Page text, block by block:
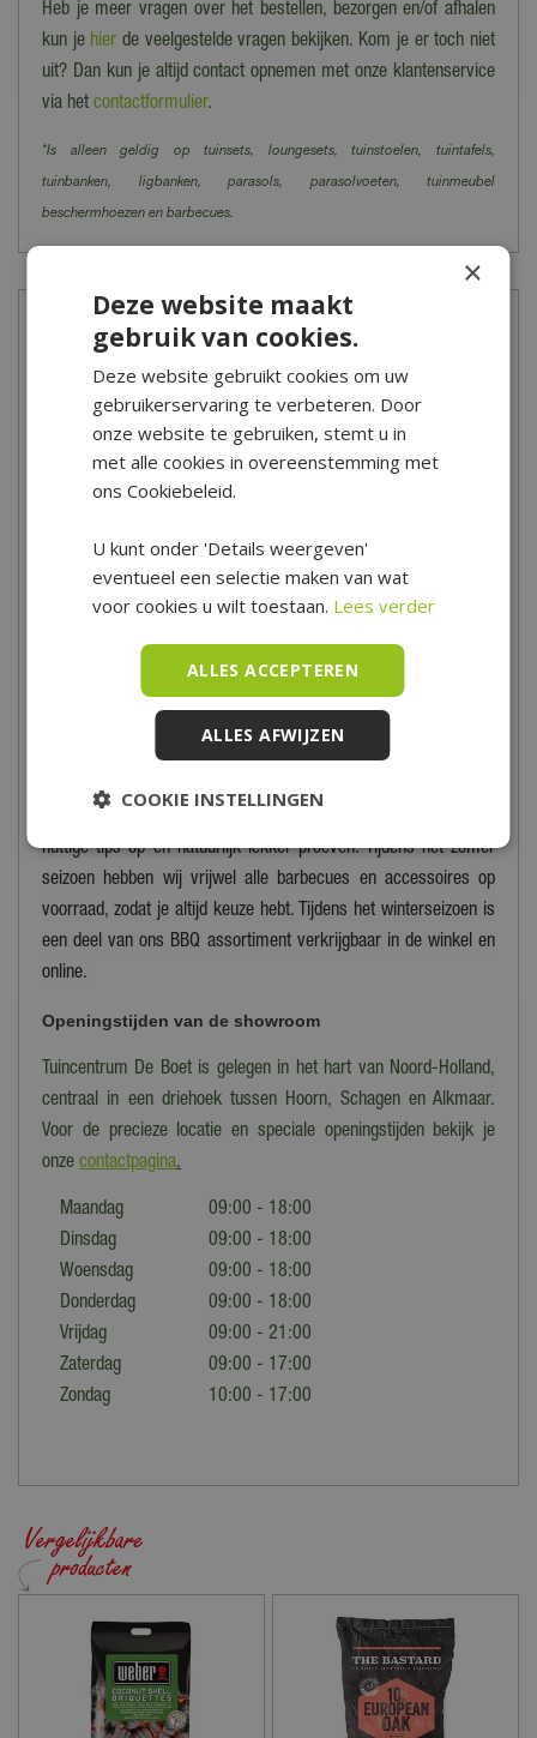
Heb je meer vragen over het bestellen, bezorgen en/of afhalen
kun je hier de veelgestelde vragen bekijken. Kom je er toch niet
uit? Dan kun je altijd contact opnemen met onze klantenservice
via het contactformulier.
*Is alleen geldig op tuinsets, loungesets, tuinstoelen, tuintafels,
tuinbanken, ligbanken, parasols, parasolvoeten, tuinmeubel
beschermhoezen en barbecues.
Showroom
In onze winkel in Hoogwoud vind je een prachtige afdeling met
Big Green Egg. Zoek je een receptenboek of een mooie BBQ
accessoire? Dan zal je bij De Boet ook zeker slagen. Kom snel
eens langs in onze winkel om het assortiment te bekijken en laat
Wist je dat je bij De Boet een aantal keer per jaar terecht kunt
nuttige tips op en natuurlijk lekker proeven. Tijdens het zomer
seizoen hebben wij vrijwel alle barbecues en accessoires op
voorraad, zodat je altijd keuze hebt. Tijdens het winterseizoen is
een deel van ons BBQ assortiment verkrijgbaar in de winkel en
online.
Openingstijden van de showroom
Tuincentrum De Boet is gelegen in het hart van Noord-Holland,
centraal in een driehoek tussen Hoorn, Schagen en Alkmaar.
Voor de precieze locatie en speciale openingstijden bekijk je
onze contactpagina.
Maandag
09:00 - 18:00
Dinsdag
09:00 - 18:00
Woensdag
09:00 - 18:00
Donderdag
09:00 - 18:00
Vrijdag
09:00 - 21:00
Zaterdag
09:00 - 17:00
Zondag
10:00 - 17:00
×
Deze website maakt
gebruik van cookies.
Deze website gebruikt cookies om uw
gebruikerservaring te verbeteren. Door
onze website te gebruiken, stemt u in
met alle cookies in overeenstemming met
ons Cookiebeleid.
U kunt onder 'Details weergeven'
eventueel een selectie maken van wat
voor cookies u wilt toestaan. Lees verder
ALLES ACCEPTEREN
ALLES AFWIJZEN
COOKIE INSTELLINGEN